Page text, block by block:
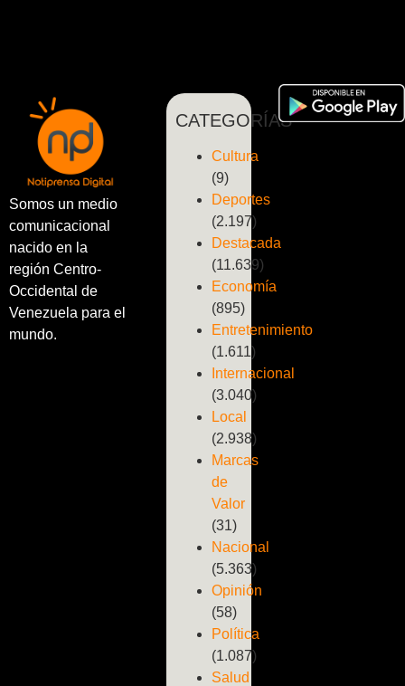
Somos un medio
comunicacional
nacido en la
región Centro-
Occidental de
Venezuela para el
mundo.
CATEGORÍAS
Cultura
(9)
Deportes
(2.197)
Destacada
(11.639)
Economía
(895)
Entretenimiento
(1.611)
Internacional
(3.040)
Local
(2.938)
Marcas
de
Valor
(31)
Nacional
(5.363)
Opinión
(58)
Política
(1.087)
Salud